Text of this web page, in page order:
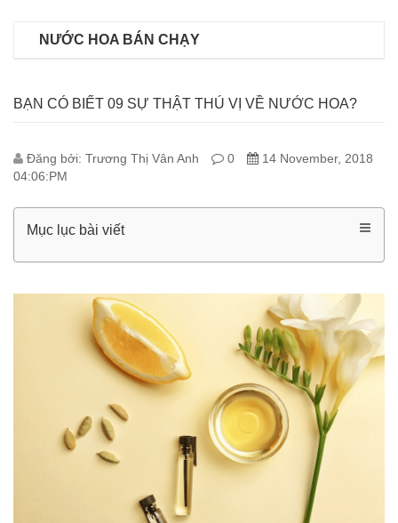
NƯỚC HOA BÁN CHẠY
BẠN CÓ BIẾT 09 SỰ THẬT THÚ VỊ VỀ NƯỚC HOA?
Đăng bởi: Trương Thị Vân Anh 0
14 November, 2018
04:06:PM
Mục lục bài viết